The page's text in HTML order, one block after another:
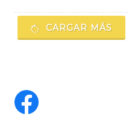
CARGAR MÁS